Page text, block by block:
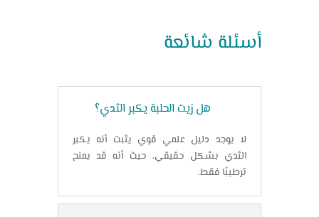
أسئلة شائعة
هل زيت الحلبة يكبر الثدي؟
لا يوجد دليل علمي قوي يثبت أنه يكبر
الثدي بشكل حقيقي، حيث أنه قد يمنح
ترطيبًا فقط.